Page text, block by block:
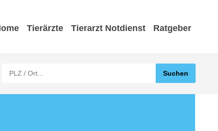
Tierärzte Tierarzt Notdienst Ratgeber